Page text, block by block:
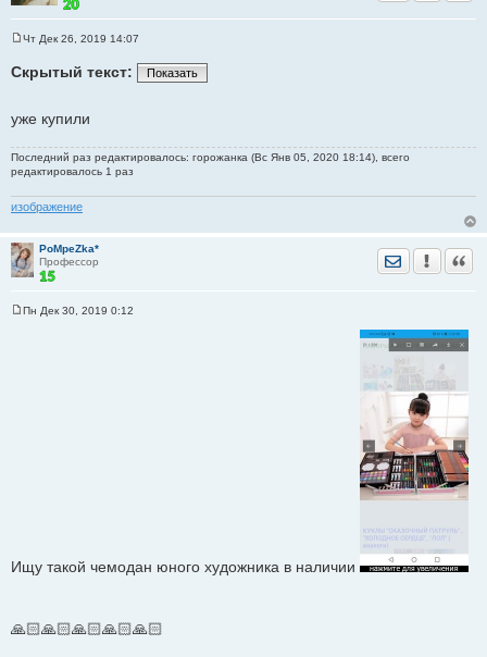
о
н
Чт Дек 26, 2019 14:07
Скрытый текст: Показать
уже купили
Последний раз редактировалось: горожанка (Вс Янв 05, 2020 18:14), всего
редактировалось 1 раз
изображение
PoMpeZka*
Профессор
Отправить
Пн Дек 30, 2019 0:12
Ищу такой чемодан юного художника в наличии
🙏🏻🙏🏻🙏🏻🙏🏻🙏🏻